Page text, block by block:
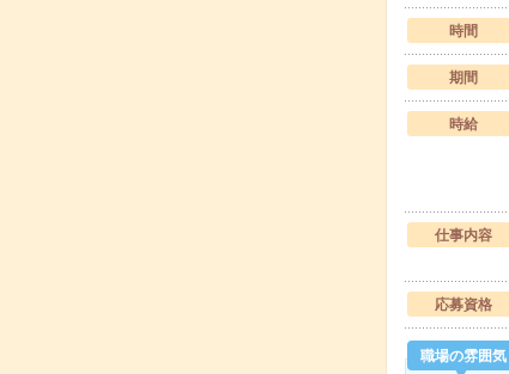
時間
期間
時給
仕事内容
応募資格
職場の雰囲気